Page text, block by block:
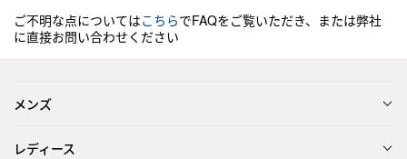
ご不明な点についてはこちらでFAQをご覧いただき、または弊社
に直接お問い合わせください
メンズ
レディース